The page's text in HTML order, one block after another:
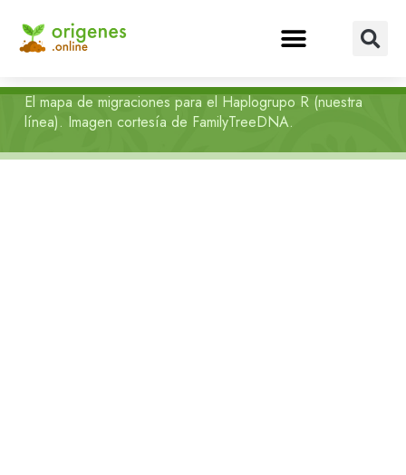
El mapa de migraciones para el Haplogrupo R (nuestra
línea). Imagen cortesía de FamilyTreeDNA.